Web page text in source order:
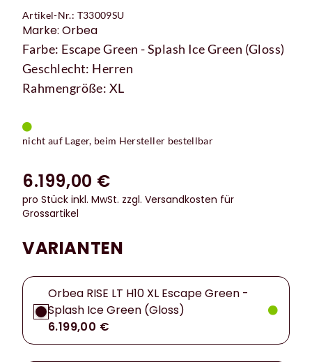
Artikel-Nr.: T33009SU
Marke: Orbea
Farbe: Escape Green - Splash Ice Green (Gloss)
Geschlecht: Herren
Rahmengröße: XL
nicht auf Lager, beim Hersteller bestellbar
6.199,00 €
pro Stück inkl. MwSt. zzgl. Versandkosten für
Grossartikel
VARIANTEN
Orbea RISE LT H10 XL Escape Green -
Splash Ice Green (Gloss)
6.199,00 €